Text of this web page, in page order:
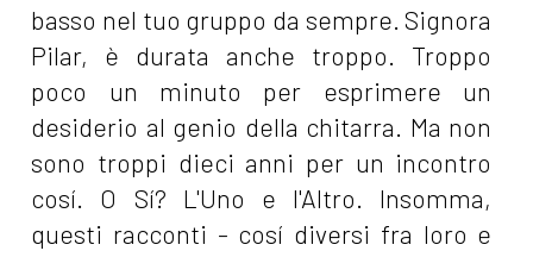
basso nel tuo gruppo da sempre. Signora
Pilar, è durata anche troppo. Troppo
poco un minuto per esprimere un
desiderio al genio della chitarra. Ma non
sono troppi dieci anni per un incontro
cosí. O Sí? L'Uno e l'Altro. Insomma,
questi racconti - cosí diversi fra loro e